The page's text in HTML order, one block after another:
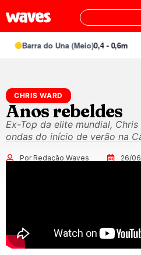
Barra do Una (Meio)0,4 - 0,6m
CHRIS WARD
Anos rebeldes
Ex-Top da elite mundial,
ondas do início de verão na
Por Redação Waves 26/